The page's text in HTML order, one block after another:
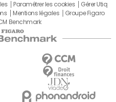
Paramétrer les cookies
Gérer Utiq
Mentions légales
Groupe Figaro
Benchmark